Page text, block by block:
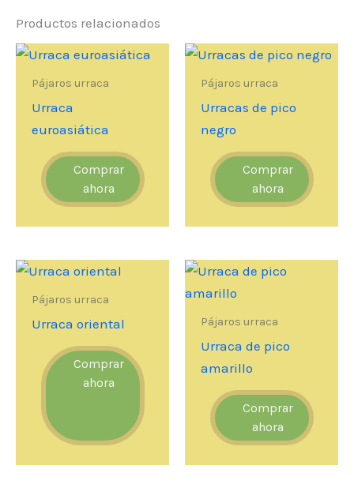
Productos relacionados
Pájaros urraca
Urraca
euroasiática
Comprar
ahora
Pájaros urraca
Urracas de pico
negro
Comprar
ahora
Pájaros urraca
Urraca oriental
Comprar
ahora
Pájaros urraca
Urraca de pico
amarillo
Comprar
ahora